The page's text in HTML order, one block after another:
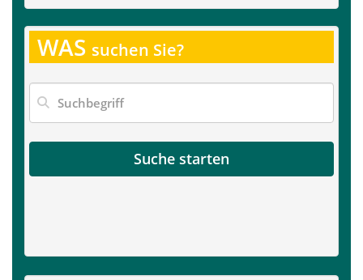
WAS suchen Sie?
Suche starten